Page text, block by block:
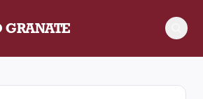
GRANATE
Lanús y San Martín (Tucumán)